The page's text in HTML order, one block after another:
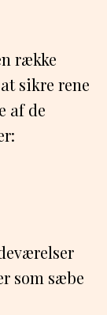
række
sikre rene
af de
som sæbe